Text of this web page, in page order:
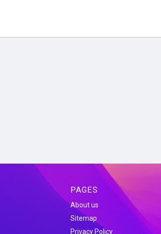
PAGES
About us
Sitemap
Privacy Policy